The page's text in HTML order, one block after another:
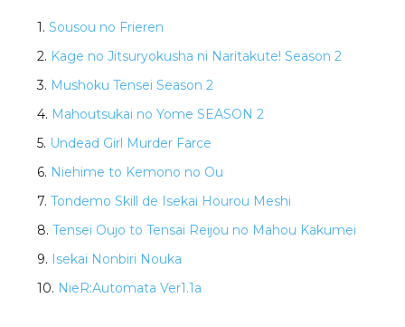
Sousou no Frieren
Kage no Jitsuryokusha ni Naritakute! Season 2
Mushoku Tensei Season 2
Mahoutsukai no Yome SEASON 2
Undead Girl Murder Farce
Niehime to Kemono no Ou
Tondemo Skill de Isekai Hourou Meshi
Tensei Oujo to Tensai Reijou no Mahou Kakumei
Isekai Nonbiri Nouka
NieR:Automata Ver1.1a